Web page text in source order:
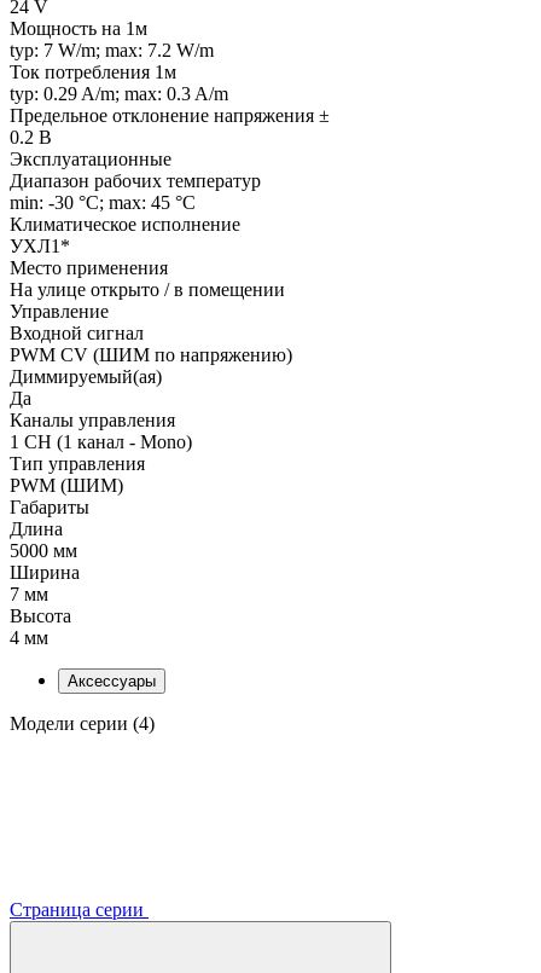
24 V
Мощность на 1м
typ: 7 W/m; max: 7.2 W/m
Ток потребления 1м
typ: 0.29 A/m; max: 0.3 A/m
Предельное отклонение напряжения ±
0.2 В
Эксплуатационные
Диапазон рабочих температур
min: -30 °C; max: 45 °C
Климатическое исполнение
УХЛ1*
Место применения
На улице открыто / в помещении
Управление
Входной сигнал
PWM СV (ШИМ по напряжению)
Диммируемый(ая)
Да
Каналы управления
1 CH (1 канал - Mono)
Тип управления
PWM (ШИМ)
Габариты
Длина
5000 мм
Ширина
7 мм
Высота
4 мм
Аксессуары
Модели серии (4)
Страница серии